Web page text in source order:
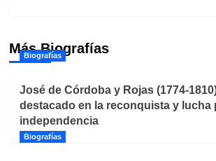
Más Biografías
Biografías
José de Córdoba y Rojas (1774-
destacado en la reconquista y lucha
independencia
Biografías